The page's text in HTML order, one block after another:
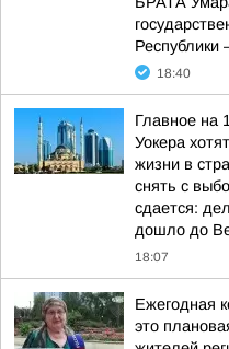
18:40
Главное на
Уокера
жизни в
снять с
сдается:
дошло до
18:07
Ежегодная
это